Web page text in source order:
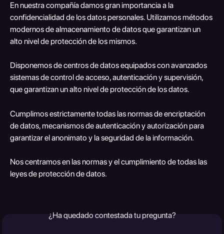
En nuestra compañía damos gran importancia a la
confidencialidad de los datos personales. Utilizamos métodos
modernos de almacenamiento de datos que garantizan un
alto nivel de protección de los mismos.
Disponemos de centros de datos equipados con avanzados
sistemas de control de acceso, autenticación y supervisión,
que garantizan un alto nivel de protección de los datos.
Cumplimos estrictamente todas las normas de encriptación
de datos, mecanismos de autenticación y autorización para
garantizar el anonimato y la seguridad de la información.
Nos centramos en las normas y el cumplimiento de todas las
leyes de protección de datos.
¿Ha quedado contestada tu pregunta?